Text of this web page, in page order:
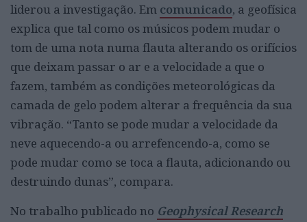
liderou a investigação. Em comunicado, a geofísica
explica que tal como os músicos podem mudar o
tom de uma nota numa flauta alterando os orifícios
que deixam passar o ar e a velocidade a que o
fazem, também as condições meteorológicas da
camada de gelo podem alterar a frequência da sua
vibração. “Tanto se pode mudar a velocidade da
neve aquecendo-a ou arrefencendo-a, como se
pode mudar como se toca a flauta, adicionando ou
destruindo dunas”, compara.
No trabalho publicado no Geophysical Research